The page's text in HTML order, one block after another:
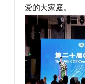
爱的大家庭。